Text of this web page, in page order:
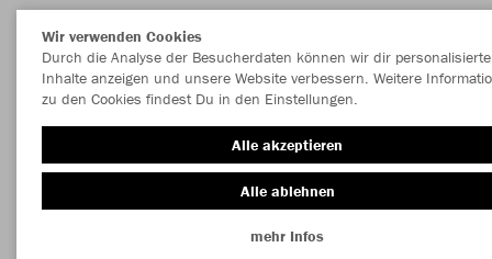
Wir verwenden Cookies
Durch die Analyse der Besucherdaten können wir dir personalisierte
Inhalte anzeigen und unsere Website verbessern. Weitere
zu den Cookies findest Du in den Einstellungen.
Alle akzeptieren
Alle ablehnen
mehr Infos